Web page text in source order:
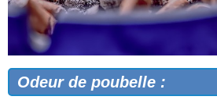
Odeur de poubelle :